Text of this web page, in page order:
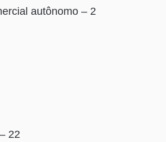
autônomo – 2
22